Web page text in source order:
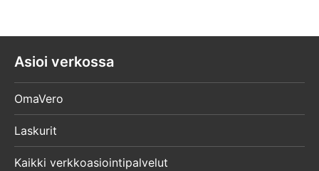
Asioi verkossa
OmaVero
Laskurit
Kaikki verkkoasiointipalvelut